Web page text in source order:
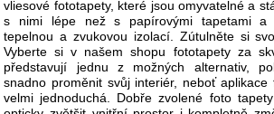
vliesové fototapety, které jsou omyvatelné a
s nimi lépe než s papírovými tapetami a
tepelnou a zvukovou izolací. Zútulněte si
Vyberte si v našem shopu fototapety za
představují jednu z možných alternativ,
snadno proměnit svůj interiér, neboť
velmi jednoduchá. Dobře zvolené foto